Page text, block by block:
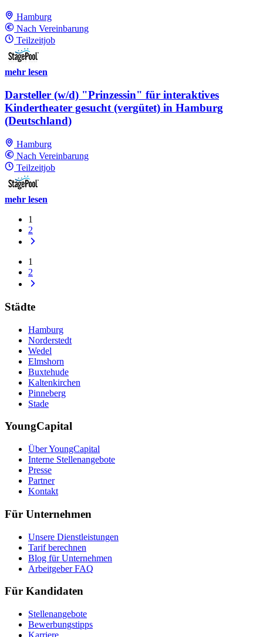
Hamburg
Nach Vereinbarung
Teilzeitjob
mehr lesen
Darsteller (w/d) "Prinzessin" für interaktives
Kindertheater gesucht (vergütet) in Hamburg
(Deutschland)
Hamburg
Nach Vereinbarung
Teilzeitjob
mehr lesen
1
2
1
2
Städte
Hamburg
Norderstedt
Wedel
Elmshorn
Buxtehude
Kaltenkirchen
Pinneberg
Stade
YoungCapital
Über YoungCapital
Interne Stellenangebote
Presse
Partner
Kontakt
Für Unternehmen
Unsere Dienstleistungen
Tarif berechnen
Blog für Unternehmen
Arbeitgeber FAQ
Für Kandidaten
Stellenangebote
Bewerbungstipps
Karriere